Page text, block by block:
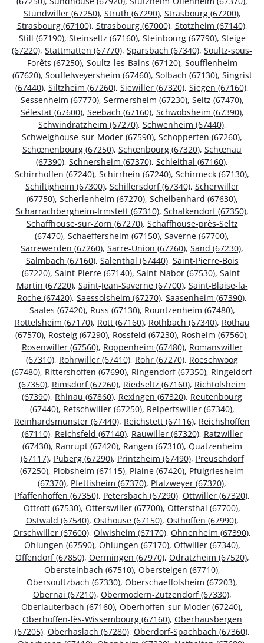
Stundwiller (67250), Struth (67290), Strasbourg (67200),
Strasbourg (67100), Strasbourg (67000), Stotzheim (67140),
Still (67190), Steinseltz (67160), Steinbourg (67790), Steige
(67220), Stattmatten (67770), Sparsbach (67340), Soultz-sous-
Forêts (67250), Soultz-les-Bains (67120), Soufflenheim
(67620), Souffelweyersheim (67460), Solbach (67130), Singrist
(67440), Siltzheim (67260), Siewiller (67320), Siegen (67160),
Sessenheim (67770), Sermersheim (67230), Seltz (67470),
Sélestat (67600), Seebach (67160), Schwobsheim (67390),
Schwindratzheim (67270), Schwenheim (67440),
Schweighouse-sur-Moder (67590), Schopperten (67260),
Schœnenbourg (67250), Schœnbourg (67320), Schœnau
(67390), Schnersheim (67370), Schleithal (67160),
Schirrhoffen (67240), Schirrhein (67240), Schirmeck (67130),
Schiltigheim (67300), Schillersdorf (67340), Scherwiller
(67750), Scherlenheim (67270), Scheibenhard (67630),
Scharrachbergheim-Irmstett (67310), Schalkendorf (67350),
Schaffhouse-sur-Zorn (67270), Schaffhouse-près-Seltz
(67470), Schaeffersheim (67150), Saverne (67700),
Sarrewerden (67260), Sarre-Union (67260), Sand (67230),
Salmbach (67160), Salenthal (67440), Saint-Pierre-Bois
(67220), Saint-Pierre (67140), Saint-Nabor (67530), Saint-
Martin (67220), Saint-Jean-Saverne (67700), Saint-Blaise-la-
Roche (67420), Saessolsheim (67270), Saasenheim (67390),
Saales (67420), Russ (67130), Rountzenheim (67480),
Rottelsheim (67170), Rott (67160), Rothbach (67340), Rothau
(67570), Rosteig (67290), Rossfeld (67230), Rosheim (67560),
Rosenwiller (67560), Roppenheim (67480), Romanswiller
(67310), Rohrwiller (67410), Rohr (67270), Roeschwoog
(67480), Rittershoffen (67690), Ringendorf (67350), Ringeldorf
(67350), Rimsdorf (67260), Riedseltz (67160), Richtolsheim
(67390), Rhinau (67860), Rexingen (67320), Reutenbourg
(67440), Retschwiller (67250), Reipertswiller (67340),
Reinhardsmunster (67440), Reichstett (67116), Reichshoffen
(67110), Reichsfeld (67140), Rauwiller (67320), Ratzwiller
(67430), Ranrupt (67420), Rangen (67310), Quatzenheim
(67117), Puberg (67290), Printzheim (67490), Preuschdorf
(67250), Plobsheim (67115), Plaine (67420), Pfulgriesheim
(67370), Pfettisheim (67370), Pfalzweyer (67320),
Pfaffenhoffen (67350), Petersbach (67290), Ottwiller (67320),
Ottrott (67530), Otterswiller (67700), Ottersthal (67700),
Ostwald (67540), Osthouse (67150), Osthoffen (67990),
Orschwiller (67600), Olwisheim (67170), Ohnenheim (67390),
Ohlungen (67590), Ohlungen (67170), Offwiller (67340),
Offendorf (67850), Oermingen (67970), Odratzheim (67520),
Obersteinbach (67510), Obersteigen (67710),
Obersoultzbach (67330), Oberschaeffolsheim (67203),
Obernai (67210), Obermodern-Zutzendorf (67330),
Oberlauterbach (67160), Oberhoffen-sur-Moder (67240),
Oberhoffen-lès-Wissembourg (67160), Oberhausbergen
(67205), Oberhaslach (67280), Oberdorf-Spachbach (67360),